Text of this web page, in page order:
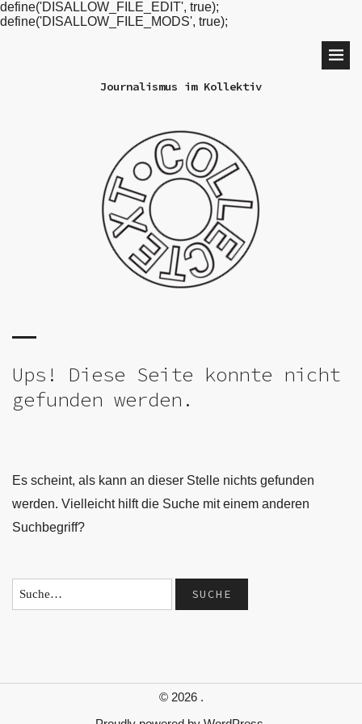
define('DISALLOW_FILE_EDIT', true);
define('DISALLOW_FILE_MODS', true);
Journalismus im Kollektiv
Ups! Diese Seite konnte nicht
gefunden werden.
Es scheint, als kann an dieser Stelle nichts gefunden
werden. Vielleicht hilft die Suche mit einem anderen
Suchbegriff?
© 2026 .